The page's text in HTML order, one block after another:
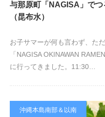
与那原町「NAGISA」で
（昆布水）
お子サマーが何も言わず、た
「NAGISA OKINAWAN
に行ってきました。11:30…
沖縄本島南部＆以南